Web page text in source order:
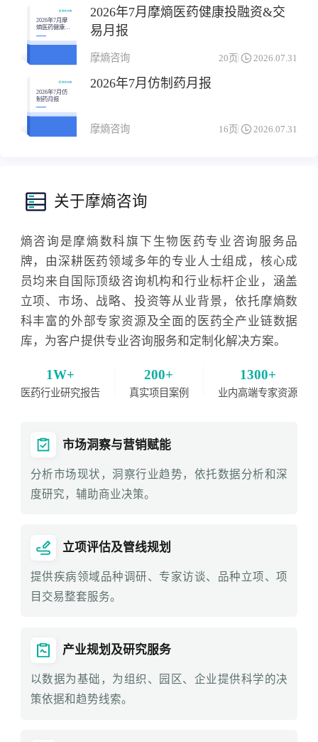
2026年7月摩
熵医药健康投
融资&交易月
报
2026年7月摩熵医药健康投融资&交
易月报
摩熵咨询 20页 2026.07.31
2026年7月仿
制药月报
2026年7月仿制药月报
摩熵咨询 16页 2026.07.31
关于摩熵咨询
熵咨询是摩熵数科旗下生物医药专业咨询服务品
牌，由深耕医药领域多年的专业人士组成，核心成
员均来自国际顶级咨询机构和行业标杆企业，涵盖
立项、市场、战略、投资等从业背景，依托摩熵数
科丰富的外部专家资源及全面的医药全产业链数据
库，为客户提供专业咨询服务和定制化解决方案。
1W+
医药行业研究报告
200+
真实项目案例
1300+
业内高端专家资源
市场洞察与营销赋能
分析市场现状，洞察行业趋势，依托数据分析和深
度研究，辅助商业决策。
立项评估及管线规划
提供疾病领域品种调研、专家访谈、品种立项、项
目交易整套服务。
产业规划及研究服务
以数据为基础，为组织、园区、企业提供科学的决
策依据和趋势线索。